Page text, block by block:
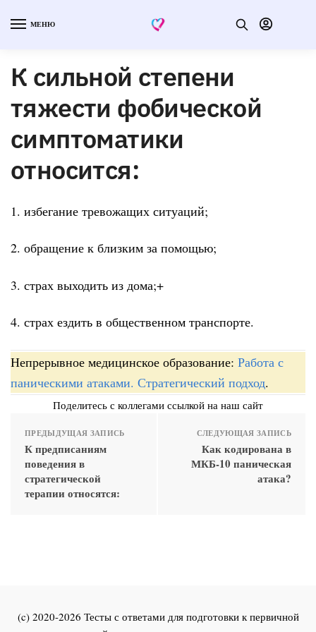
МЕНЮ
К сильной степени
тяжести фобической
симптоматики
относится:
1. избегание тревожащих ситуаций;
2. обращение к близким за помощью;
3. страх выходить из дома;+
4. страх ездить в общественном транспорте.
Непрерывное медицинское образование: Работа с
паническими атаками. Стратегический подход.
Поделитесь с коллегами ссылкой на наш сайт
ПРЕДЫДУЩАЯ ЗАПИСЬ
К предписаниям
поведения в
стратегической
терапии относятся:
СЛЕДУЮЩАЯ ЗАПИСЬ
Как кодирована в
МКБ-10 паническая
атака?
(c) 2020-2026 Тесты с ответами для подготовки к первичной